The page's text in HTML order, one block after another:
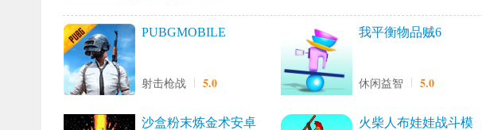
PUBGMOBILE
射击枪战 5.0
我平衡物品贼6
休闲益智 5.0
沙盒粉末炼金术安卓
火柴人布娃娃战斗模